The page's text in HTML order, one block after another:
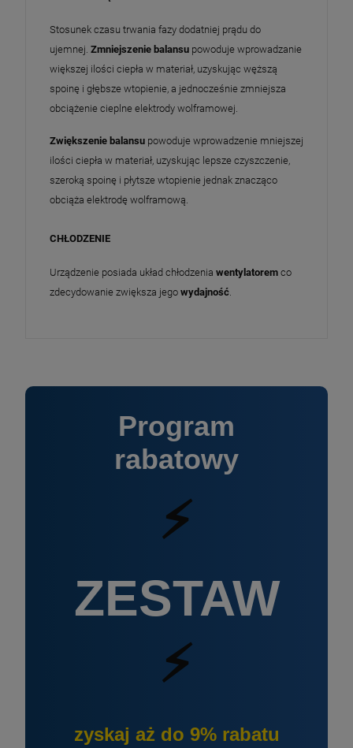
Stosunek czasu trwania fazy dodatniej prądu do
ujemnej. Zmniejszenie balansu powoduje wprowadzanie
większej ilości ciepła w materiał, uzyskując węższą
spoinę i głębsze wtopienie, a jednocześnie zmniejsza
obciążenie cieplne elektrody wolframowej.
Zwiększenie balansu powoduje wprowadzenie mniejszej
ilości ciepła w materiał, uzyskując lepsze czyszczenie,
szeroką spoinę i płytsze wtopienie jednak znacząco
obciąża elektrodę wolframową.
CHŁODZENIE
Urządzenie posiada układ chłodzenia wentylatorem co
zdecydowanie zwiększa jego wydajność.
Program
rabatowy
⚡
ZESTAW
⚡
zyskaj aż do 9% rabatu